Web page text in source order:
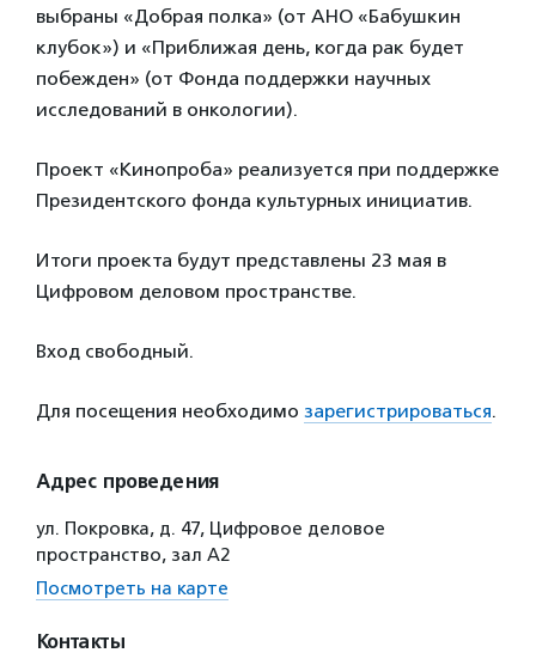
выбраны «Добрая полка» (от АНО «Бабушкин
клубок») и «Приближая день, когда рак будет
побежден» (от Фонда поддержки научных
исследований в онкологии).
Проект «Кинопроба» реализуется при поддержке
Президентского фонда культурных инициатив.
Итоги проекта будут представлены 23 мая в
Цифровом деловом пространстве.
Вход свободный.
Для посещения необходимо зарегистрироваться.
Адрес проведения
ул. Покровка, д. 47, Цифровое деловое
пространство, зал А2
Посмотреть на карте
Контакты